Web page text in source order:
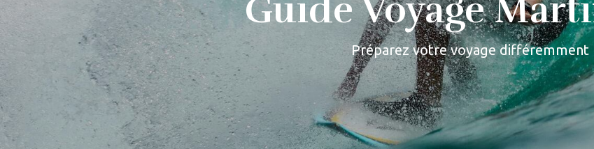
Guide Voyage
Préparez votre voyage différemment